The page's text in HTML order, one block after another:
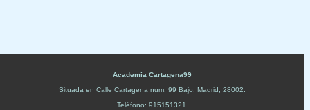
Academia Cartagena99
Situada en Calle Cartagena num. 99 Bajo Madrid 28002
Teléfono: 915151321